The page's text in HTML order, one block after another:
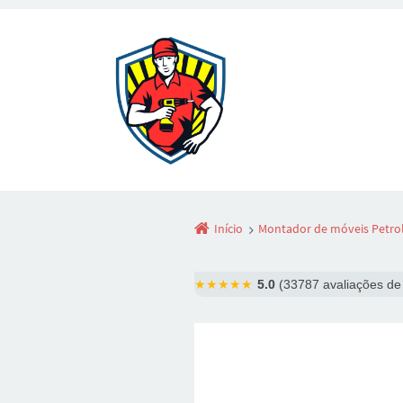
Início Montador de móveis
★★★★★ 5.0 (33787 avaliações